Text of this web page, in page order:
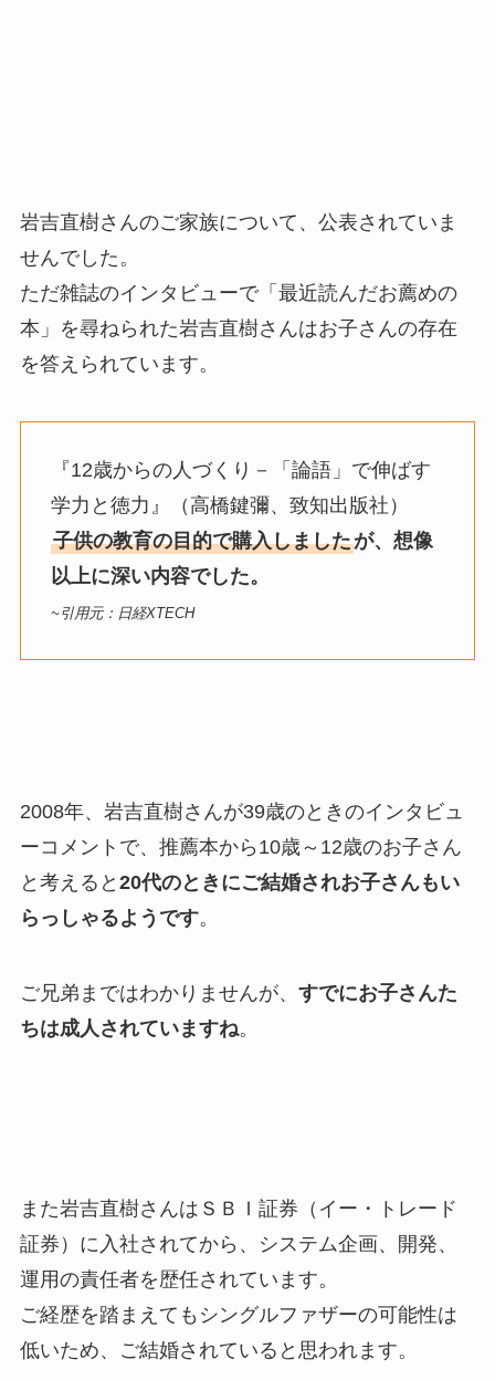
岩吉直樹さんのご家族について、公表されていま
せんでした。
ただ雑誌のインタビューで「最近読んだお薦めの
本」を尋ねられた岩吉直樹さんはお子さんの存在
を答えられています。
『12歳からの人づくり－「論語」で伸ばす
学力と徳力』（高橋鍵彌、致知出版社）
子供の教育の目的で購入しましたが、想像
以上に深い内容でした。
~引用元：日経XTECH
2008年、岩吉直樹さんが39歳のときのインタビュ
ーコメントで、推薦本から10歳～12歳のお子さん
と考えると 20代のときにご結婚されお子さんもい
らっしゃるようです。
ご兄弟まではわかりませんが、 すでにお子さんた
ちは成人されていますね。
また岩吉直樹さんはＳＢＩ証券（イー・トレード
証券）に入社されてから、システム企画、開発、
運用の責任者を歴任されています。
ご経歴を踏まえてもシングルファザーの可能性は
低いため、ご結婚されていると思われます。